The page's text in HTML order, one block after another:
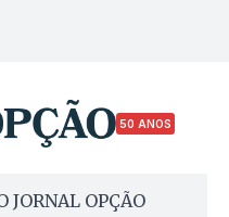
50 ANOS
JORNAL OPÇÃO